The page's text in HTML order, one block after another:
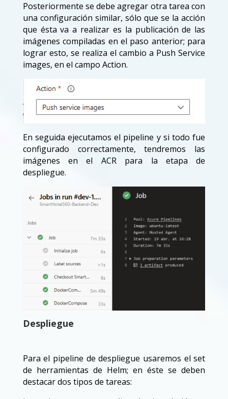
Posteriormente se debe agregar otra tarea con
una configuración similar, sólo que se la acción
que ésta va a realizar es la publicación de las
imágenes compiladas en el paso anterior; para
lograr esto, se realiza el cambio a Push Service
images, en el campo Action.
En seguida ejecutamos el pipeline y si todo fue
configurado correctamente, tendremos las
imágenes en el ACR para la etapa de
despliegue.
Despliegue
Para el pipeline de despliegue usaremos el set
de herramientas de Helm; en éste se deben
destacar dos tipos de tareas: